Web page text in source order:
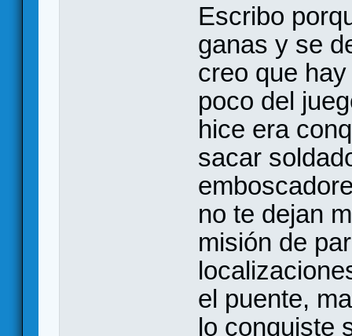
Escribo
ganas y se
creo que
poco del
hice era
sacar
no te dejan
misión de
el puente,
lo conquiste